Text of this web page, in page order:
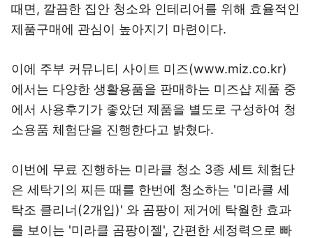
때면, 깔끔한 집안 청소와 인테리어를 위해 효율적인
제품구매에 관심이 높아지기 마련이다.
이에 주부 커뮤니티 사이트 미즈(www.miz.co.kr)
에서는 다양한 생활용품을 판매하는 미즈샵 제품 중
에서 사용후기가 좋았던 제품을 별도로 구성하여 청
소용품 체험단을 진행한다고 밝혔다.
이번에 무료 진행하는 미라클 청소 3종 세트 체험단
은 세탁기의 찌든 때를 한번에 청소하는 '미라클 세
탁조 클리너(2개입)' 와 곰팡이 제거에 탁월한 효과
를 보이는 '미라클 곰팡이젤', 간편한 세정력으로 빠